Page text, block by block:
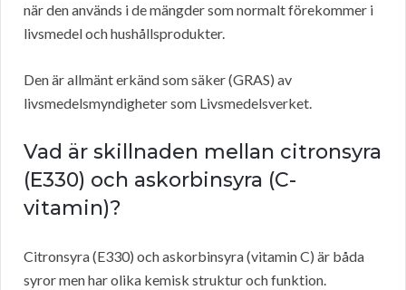
när den används i de mängder som normalt förekommer i
livsmedel och hushållsprodukter.
Den är allmänt erkänd som säker (GRAS) av
livsmedelsmyndigheter som Livsmedelsverket.
Vad är skillnaden mellan citronsyra
(E330) och askorbinsyra (C-
vitamin)?
Citronsyra (E330) och askorbinsyra (vitamin C) är båda
syror men har olika kemisk struktur och funktion.